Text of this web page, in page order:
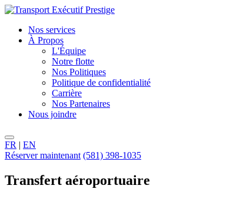
Nos services
À Propos
L'Équipe
Notre flotte
Nos Politiques
Politique de confidentialité
Carrière
Nos Partenaires
Nous joindre
FR | EN
Réserver maintenant (581) 398-1035
Transfert aéroportuaire